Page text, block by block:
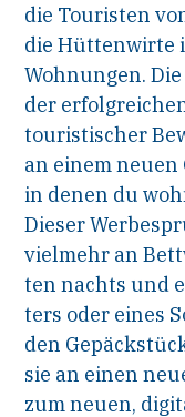
die Touristen
die Hüttenwirte
Wohnungen.
der
touristischer
an einem
in denen du
Dieser
vielmehr an
ten nachts und
ters oder eines
den
sie an einen
zum neuen,